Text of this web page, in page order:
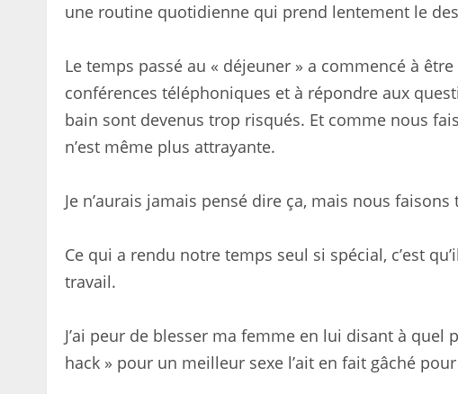
une routine quotidienne qui prend lentement le
Le temps passé au « déjeuner » a commencé à
conférences téléphoniques et à répondre aux
bain sont devenus trop risqués. Et comme nous
n’est même plus attrayante.
Je n’aurais jamais pensé dire ça, mais nous faisons
Ce qui a rendu notre temps seul si spécial, c’est
travail.
J’ai peur de blesser ma femme en lui disant à quel
hack » pour un meilleur sexe l’ait en fait gâché